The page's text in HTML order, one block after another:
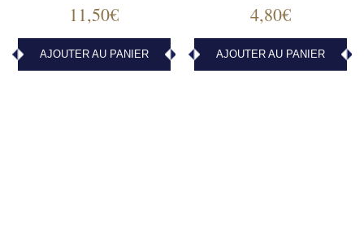
11,50€
AJOUTER AU PANIER
4,80€
AJOUTER AU PANIER